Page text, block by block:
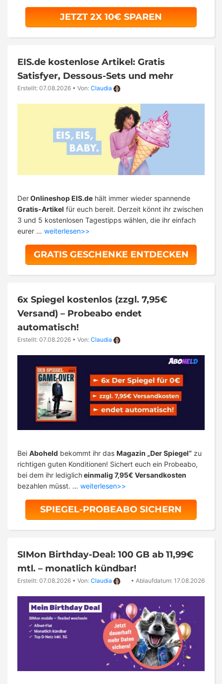
JETZT 2X 10€ SPAREN
EIS.de kostenlose Artikel: Gratis
Satisfyer, Dessous-Sets und mehr
Erstellt: 07.08.2026 • Von: Claudia
DerOnlineshop EIS.de hält immer wieder spannende
Gratis-Artikel für euch bereit. Derzeit könnt ihr zwischen
3 und 5 kostenlosen Tagestipps wählen, die ihr einfach
eurer … weiterlesen>>
GRATIS GESCHENKE ENTDECKEN
6x Spiegel kostenlos (zzgl. 7,95€
Versand) – Probeabo endet
automatisch!
Erstellt: 07.08.2026 • Von: Claudia
Bei Aboheld bekommt ihr das Magazin „Der Spiegel“ zu
richtigen guten Konditionen! Sichert euch ein Probeabo,
bei dem ihr lediglicheinmalig 7,95€ Versandkosten
bezahlen müsst. … weiterlesen>>
SPIEGEL-PROBEABO SICHERN
SIMon Birthday-Deal: 100 GB ab 11,99€
mtl. – monatlich kündbar!
Erstellt: 07.08.2026 • Von: Claudia • Ablaufdatum: 17.08.2026